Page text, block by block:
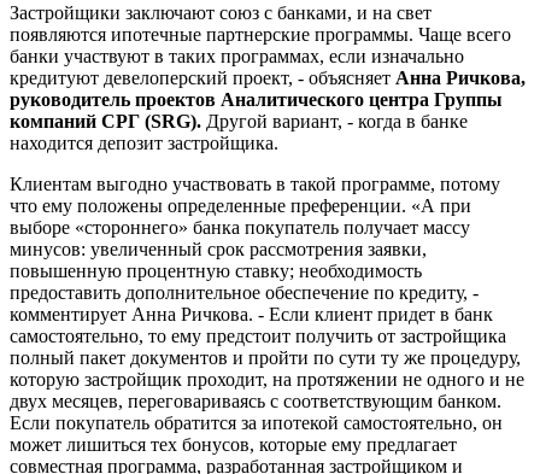
Застройщики заключают союз с банками, и на свет
появляются ипотечные партнерские программы. Чаще всего
банки участвуют в таких программах, если изначально
кредитуют девелоперский проект, - объясняет Анна Ричкова,
руководитель проектов Аналитического центра Группы
компаний СРГ (SRG). Другой вариант, - когда в банке
находится депозит застройщика.
Клиентам выгодно участвовать в такой программе, потому
что ему положены определенные преференции. «А при
выборе «стороннего» банка покупатель получает массу
минусов: увеличенный срок рассмотрения заявки,
повышенную процентную ставку; необходимость
предоставить дополнительное обеспечение по кредиту, -
комментирует Анна Ричкова. - Если клиент придет в банк
самостоятельно, то ему предстоит получить от застройщика
полный пакет документов и пройти по сути ту же процедуру,
которую застройщик проходит, на протяжении не одного и не
двух месяцев, переговариваясь с соответствующим банком.
Если покупатель обратится за ипотекой самостоятельно, он
может лишиться тех бонусов, которые ему предлагает
совместная программа, разработанная застройщиком и